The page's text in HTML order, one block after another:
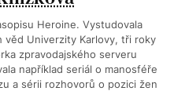
Heroine. Vystudovala
věd Univerzity Karlovy, tři roky
zpravodajského serveru
například seriál o manosféře
a sérii rozhovorů o pozici žen